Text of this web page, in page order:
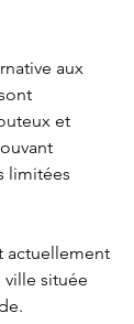
aux
et
limitées
ville située